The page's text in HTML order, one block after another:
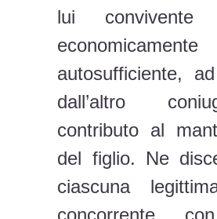
lui
economicamente
autosufficiente,
dall’altro
contributo al
del figlio. Ne
ciascuna
concorrente